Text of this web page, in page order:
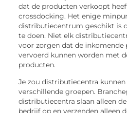
dat de producten verkoopt
crossdocking. Het enige
distributiecentrum geschikt is
te doen. Niet elk
voor zorgen dat de inkomende
vervoerd kunnen worden met
producten.
Je zou distributiecentra
verschillende groepen.
distributiecentra slaan alleen
bedrijf op en verzenden alleen